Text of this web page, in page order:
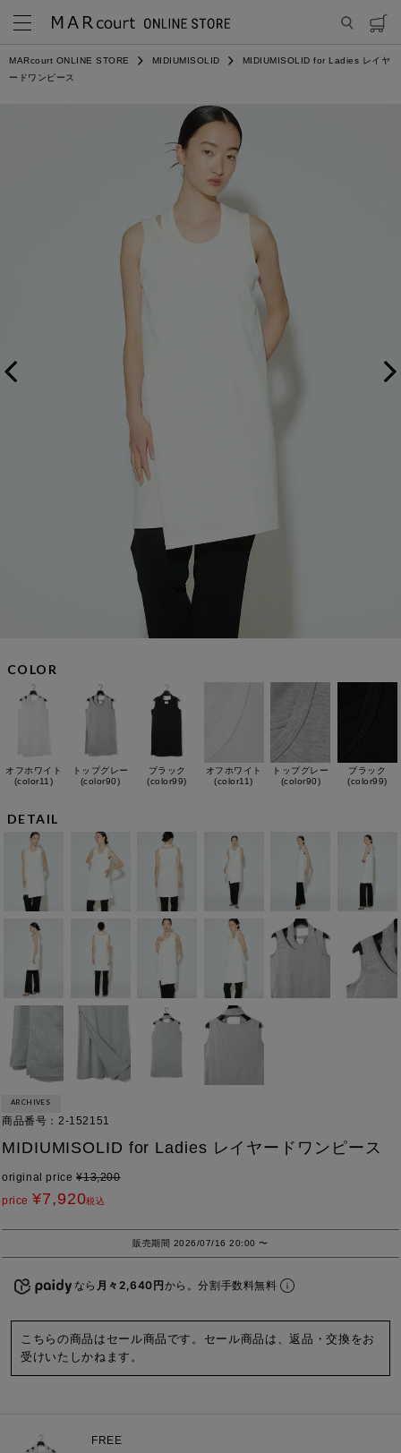
MARcourt ONLINE STORE MIDIUMISOLID
MIDIUMISOLID for Ladies レイヤ
ードワンピース
COLOR
オフホワイト
(color11)
トップグレー
(color90)
ブラック
(color99)
オフホワイト
(color11)
トップグレー
(color90)
ブラック
(color99)
DETAIL
ARCHIVES
商品番号 2-152151
MIDIUMISOLID for Ladies レイヤードワンピース
original price ¥13,200
price ¥7,920税込
販売期間 2026/07/16 20:00〜
なら 月々2,640円から。分割手数料無料
こちらの商品はセール商品です。セール商品は、返品・交換をお
受けいたしかねます。
FREE